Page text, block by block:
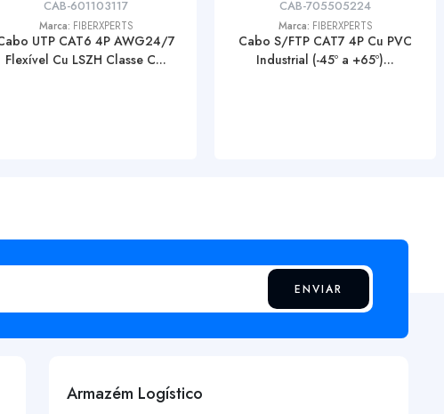
CAB-601103117
Marca: FIBERXPERTS
UTP CAT6 4P AWG24/7
Flexível Cu LSZH Classe C...
CAB-705505224
Marca: FIBERXPERTS
Cabo S/FTP CAT7 4P Cu PVC
Industrial (-45º a +65º)...
ENVIAR
Armazém Logístico